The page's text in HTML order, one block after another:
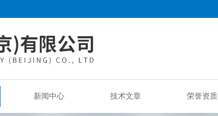
新闻中心 技术文章 荣誉资质